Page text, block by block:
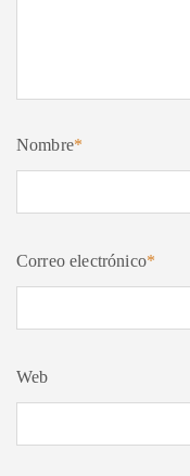
Nombre*
Correo electrónico*
Web